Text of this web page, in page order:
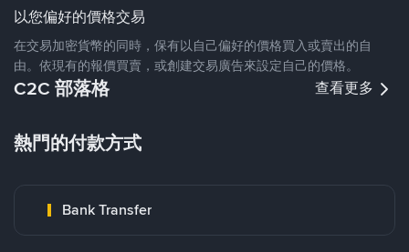
以您偏好的價格交易
在交易加密貨幣的同時，保有以自己偏好的價格買入或賣出的自
由。依現有的報價買賣，或創建交易廣告來設定自己的價格。
C2C 部落格 查看更多
熱門的付款方式
Bank Transfer